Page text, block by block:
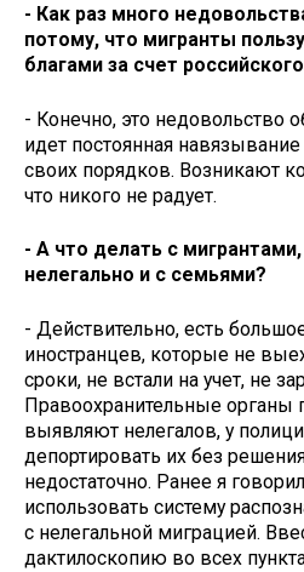
- Как раз много
потому, что мигранты
благами за счет
- Конечно, это недовольство
идет постоянная навязывание
своих порядков. Возникают
что никого не радует.
- А что делать с
нелегально и с семьями?
- Действительно, есть
иностранцев, которые не
сроки, не встали на учет, не
Правоохранительные органы
выявляют нелегалов, у
депортировать их без
недостаточно. Ранее я
использовать систему
с нелегальной миграцией.
дактилоскопию во всех